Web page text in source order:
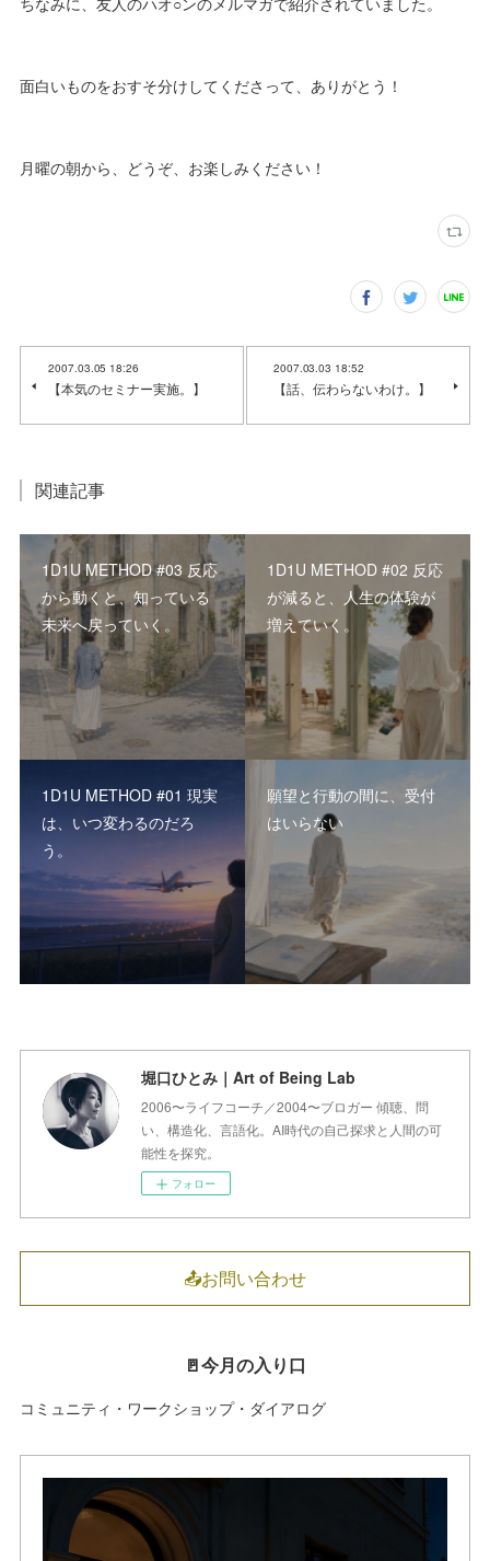
面白いものをおすそ分けしてくださって、ありがとう！
月曜の朝から、どうぞ、お楽しみください！
2007.03.05 18:26
【本気のセミナー実施。】
2007.03.03 18:52
【話、伝わらないわけ。】
関連記事
1D1U METHOD #03 反応
から動くと、知っている
未来へ戻っていく。
1D1U METHOD #02 反応
が減ると、人生の体験が
増えていく。
1D1U METHOD #01 現実
は、いつ変わるのだろ
う。
願望と行動の間に、受付
はいらない
堀口ひとみ｜Art of Being Lab
2006〜ライフコーチ／2004〜ブロガー 傾聴、問
い、構造化、言語化。AI時代の自己探求と人間の可
能性を探究。
フォロー
📤お問い合わせ
🚪今月の入り口
コミュニティ・ワークショップ・ダイアログ